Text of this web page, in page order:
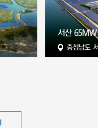
서산 65MW
충청남도